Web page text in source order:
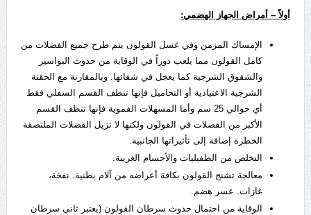
أولاً – أمراض الجهاز الهضمي:
الإمساك المزمن وفي غسل القولون يتم طرح جميع الفضلات من
كامل القولون مما يلعب دوراً في الوقاية من حدوث البواسير
والشقوق الشرجية كما يعجل في شفائها. وبالمقارنة مع الحقنة
الشرجية الاعتيادية أو التحاميل فإنها تنظف القسم السفلي فقط
أي حوالي 25 سم وأما المسهلات الفموية فإنها تنظف القسم
الأكبر من الفضلات في القولون ولكنها لا تزيل الفضلات الملتصقة
الخطرة إضافة إلى تأثيراتها الجانبية.
التخلص من الطفيليات والأجسام الغريبة.
معالجة تشنج القولون بكافة أعراضه من آلام بطنية. نفخة،
غازات. عسر هضم.
الوقاية من احتمال حدوث سرطان القولون (يعتبر ثاني سرطان